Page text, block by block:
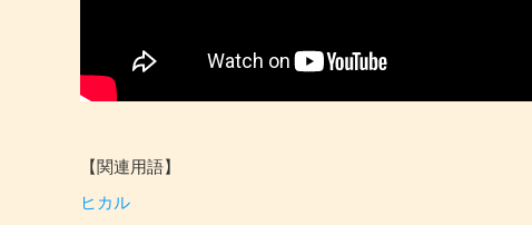
【関連用語】
ヒカル